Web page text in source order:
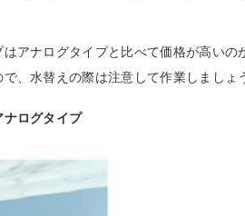
アナログタイプと比べて価格が高い
、水替えの際は注意して作業しましょ
ナログタイプ